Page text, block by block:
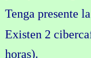
Tenga presente
Existen 2
horas).